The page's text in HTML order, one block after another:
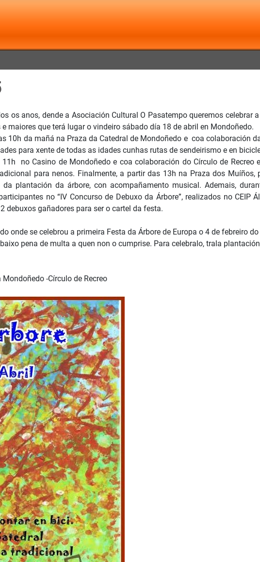
os anos, dende a Asociación Cultural O Pasatempo queremos
e maiores que terá lugar o vindeiro sábado día 18 de abril en Mondoñedo.
10h da mañá na Praza da Catedral de Mondoñedo e coa colaboración
para xente de todas as idades cunhas rutas de sendeirismo e en
11h no Casino de Mondoñedo e coa colaboración do Círculo de
para nenos. Finalmente, a partir das 13h na Praza dos
da plantación da árbore, con acompañamento musical. Ademais,
no “IV Concurso de Debuxo da Árbore”, realizados no
debuxos gañadores para ser o cartel da festa.
onde se celebrou a primeira Festa da Árbore de Europa o 4 de febreiro
pena de multa a quen non o cumprise. Para celebralo, trala
-Círculo de Recreo